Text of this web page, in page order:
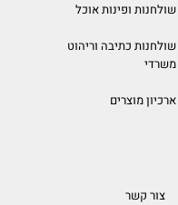
שולחנות ופינות אוכל
שולחנות כתיבה וריהוט
משרדי
ארכיון מוצרים
צור קשר